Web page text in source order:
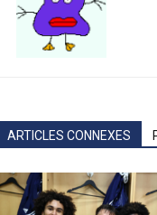
ARTICLES CONNEXES